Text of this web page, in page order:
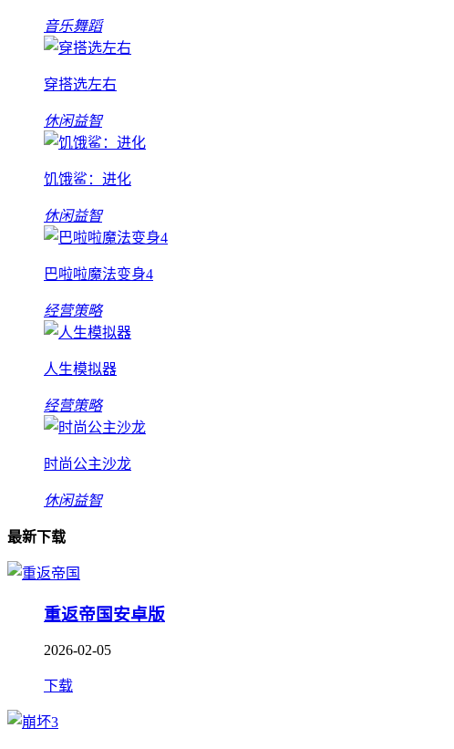
音乐舞蹈
穿搭选左右
休闲益智
饥饿鲨：进化
休闲益智
巴啦啦魔法变身4
经营策略
人生模拟器
经营策略
时尚公主沙龙
休闲益智
最新下载
重返帝国安卓版
2026-02-05
下载